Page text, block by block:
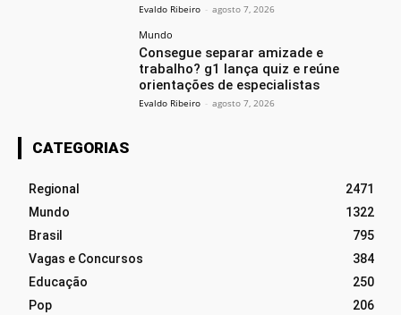
Evaldo Ribeiro - agosto 7, 2026
Mundo
Consegue separar amizade e
trabalho? g1 lança quiz e reúne
orientações de especialistas
Evaldo Ribeiro - agosto 7, 2026
CATEGORIAS
Regional
2471
Mundo
1322
Brasil
795
Vagas e Concursos
384
Educação
250
Pop
206